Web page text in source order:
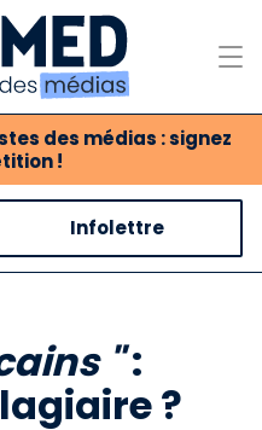
des médias : signez
!
médias
Infolettre
":
?